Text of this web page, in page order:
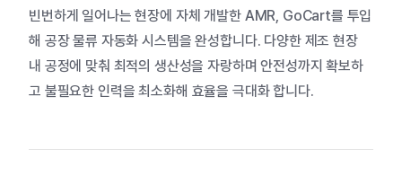
빈번하게 일어나는 현장에 자체 개발한AMR, GoCart를 투입
해 공장물류 자동화 시스템을 완성합니다. 다양한 제조 현장
내 공정에 맞춰 최적의 생산성을 자랑하며 안전성까지 확보하
고 불필요한 인력을 최소화해 효율을 극대화 합니다.